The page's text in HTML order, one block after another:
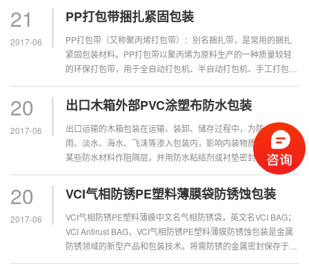
水，耐蒸气，防紫外线和耐老化性。...
21
2017-06
PP打包带捆扎紧固包装
PP打包带（又称聚丙烯打包带）：别名捆扎带，是常用的捆扎
紧固包装材料。PP打包带以聚丙烯为原料生产的一种质量较轻
的环保打包带，用于全自动打包机、半自动打包机、手工打包机
体。PP打包带弹性回复好，强度高，耐水性好，耐化学性强质
轻柔软，即可手工捆扎又...
20
2017-06
出口木箱外部PVC涂塑布防水包装
出口运输的木箱包装在运输、装卸、储存过程中，为防止外界
雨、淡水、海水、飞沫等渗入包装内，影响内装物质量，而采用
某些防水材料作阻隔层，并用防水粘结剂或衬垫密封等措施以阻
止水侵入包装内部，这就是防水包装的基本原理。出口木箱外部
常用的防水包装材料是PVC涂塑布防水包装 ，PVC涂塑布主要
成份为聚氯乙烯...
20
2017-06
VCI气相防锈PE塑料薄膜袋防锈蚀包装
VCI气相防锈PE塑料薄膜中文名气相防锈袋，英文名VCI BAG；
VCI Antirust BAG，VCI气相防锈PE塑料薄膜防锈蚀包装是金属
防锈领域的新型产品和包装技术。将需防锈的金属密封保存于气